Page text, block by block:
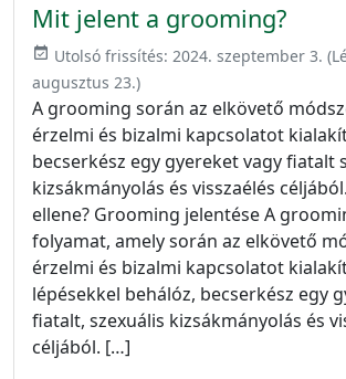
Mit jelent a grooming?
event_available Utolsó frissítés: 2024. szeptember 3.
augusztus 23.)
A grooming során az elkövető
érzelmi és bizalmi kapcsolatot
becserkész egy gyereket vagy fiatalt
kizsákmányolás és visszaélés
ellene? Grooming jelentése A
folyamat, amely során az elkövető
érzelmi és bizalmi kapcsolatot
lépésekkel behálóz, becserkész egy
fiatalt, szexuális kizsákmányolás és
céljából. […]